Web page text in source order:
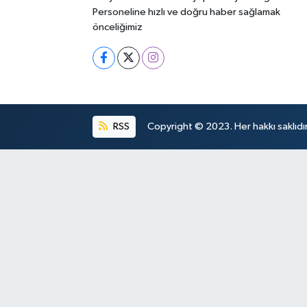
Personeline hızlı ve doğru haber sağlamak
önceliğimiz
RSS Copyright © 2023. Her hakkı